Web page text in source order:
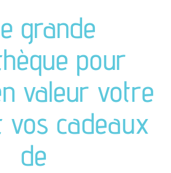
grande
pour
valeur votre
vos cadeaux
de